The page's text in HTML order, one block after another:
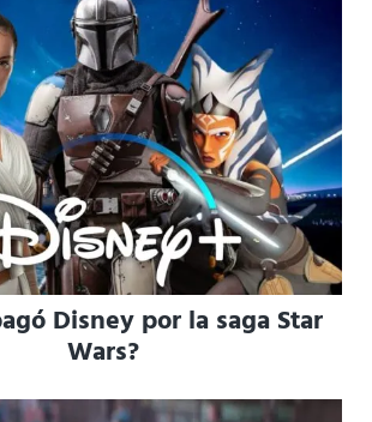
Disney por la saga Star
Wars?